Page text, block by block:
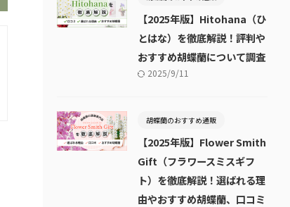
【2025年版】Hitohana（ひ
とはな）を徹底解説！評判や
おすすめ胡蝶蘭について調査
2025/9/11
胡蝶蘭のおすすめ通販
【2025年版】Flower Smith
Gift（フラワースミスギフ
ト）を徹底解説！選ばれる理
由やおすすめ胡蝶蘭、口コミ